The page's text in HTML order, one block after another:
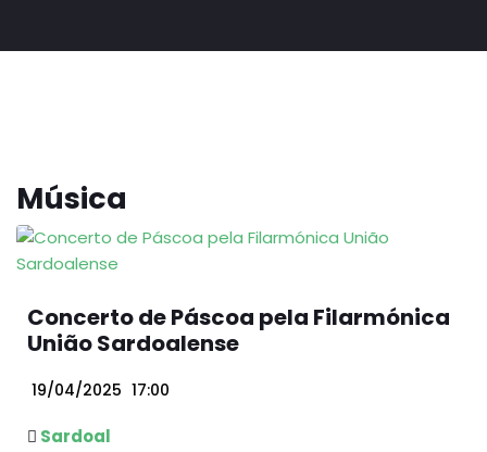
Música
Concerto de Páscoa pela Filarmónica
União Sardoalense
19/04/2025 17:00
Sardoal